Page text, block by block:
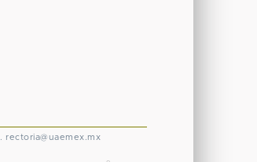
rectoria@uaemex.mx